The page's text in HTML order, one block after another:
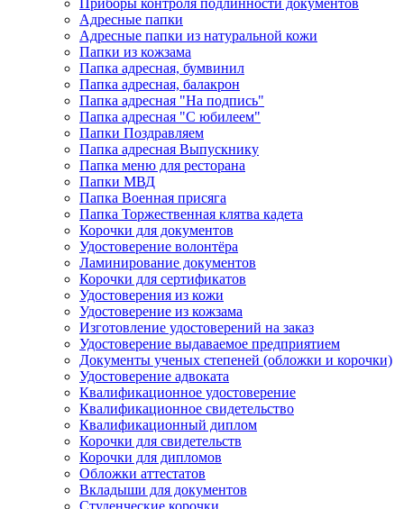
Приборы контроля подлинности документов
Адресные папки
Адресные папки из натуральной кожи
Папки из кожзама
Папка адресная, бумвинил
Папка адресная, балакрон
Папка адресная "На подпись"
Папка адресная "C юбилеем"
Папки Поздравляем
Папка адресная Выпускнику
Папка меню для ресторана
Папки МВД
Папка Военная присяга
Папка Торжественная клятва кадета
Корочки для документов
Удостоверение волонтёра
Ламинирование документов
Корочки для сертификатов
Удостоверения из кожи
Удостоверение из кожзама
Изготовление удостоверений на заказ
Удостоверение выдаваемое предприятием
Документы ученых степеней (обложки и корочки)
Удостоверение адвоката
Квалификационное удостоверение
Квалификационное свидетельство
Квалификационный диплом
Корочки для свидетельств
Корочки для дипломов
Обложки аттестатов
Вкладыши для документов
Студенческие корочки